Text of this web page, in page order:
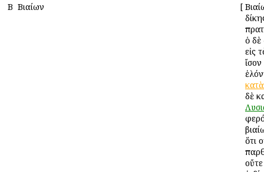
Β Βιαίων [
ὁ δὲ
εἰς
κατὰ
δὲ
ὅτι